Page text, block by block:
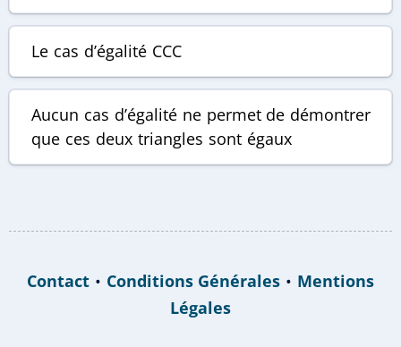
Le cas d’égalité CCC
Aucun cas d’égalité ne permet de démontrer
que ces deux triangles sont égaux
Contact• Conditions Générales • Mentions
Légales